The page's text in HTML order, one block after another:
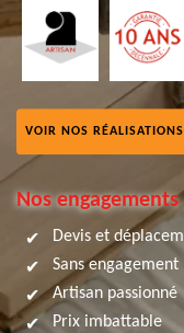
VOIR NOS RÉALISATIONS
Nos engagements
Devis et
Sans engagement
Artisan passionné
Prix imbattable